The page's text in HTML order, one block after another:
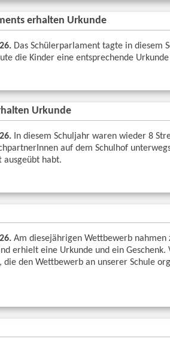
erhalten Urkunde
Das Schülerparlament tagte in diesem
die Kinder eine entsprechende
Urkunde
In diesem Schuljahr waren wieder 8
auf dem Schulhof
ausgeübt habt.
Am diesejährigen Wettbewerb nahmen
erhielt eine Urkunde und ein
die den Wettbewerb an unserer Schule